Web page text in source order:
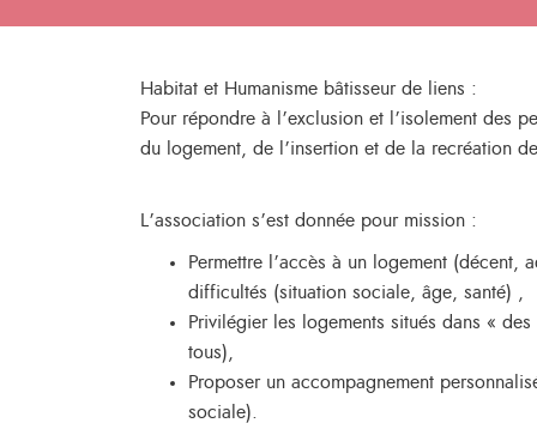
Habitat et Humanisme bâtisseur de liens :
Pour répondre à l’exclusion et l’isolement des
du logement, de l’insertion et de la recréation
L’association s’est donnée pour mission :
Permettre l’accès à un logement (décent,
difficultés (situation sociale, âge, santé) ,
Privilégier les logements situés dans «
tous),
Proposer un accompagnement
sociale).